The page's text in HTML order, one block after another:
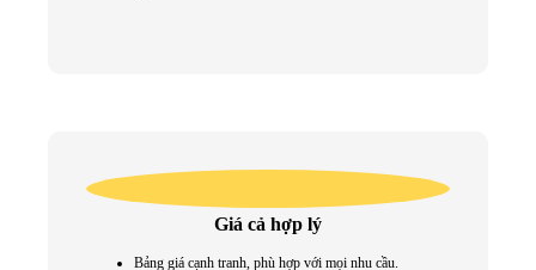
Giá cả hợp lý
Bảng giá cạnh tranh, phù hợp với mọi nhu cầu.